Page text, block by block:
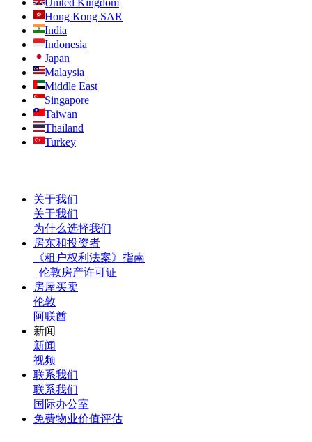
United Kingdom
Hong Kong SAR
India
Indonesia
Japan
Malaysia
Middle East
Singapore
Taiwan
Thailand
Turkey
关于我们
关于我们
为什么选择我们
房东和投资者
《租户权利法案》指南
伦敦房产许可证
房屋买卖
伦敦
阿联酋
新闻
新闻
视频
联系我们
联系我们
国际办公室
免费物业价值评估